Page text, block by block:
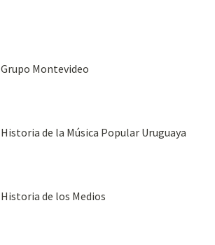
Grupo Montevideo
Historia de la Música Popular Uruguaya
Historia de los Medios